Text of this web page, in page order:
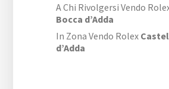
A Chi Rivolgersi Vendo
Bocca d’Adda
In Zona Vendo Rolex
d’Adda